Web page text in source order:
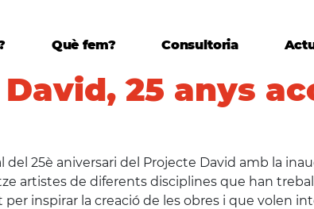
Què fem? Consultoria
25 anys
25è aniversari del Projecte David amb la
artistes de diferents disciplines que han
inspirar la creació de les obres i que volen